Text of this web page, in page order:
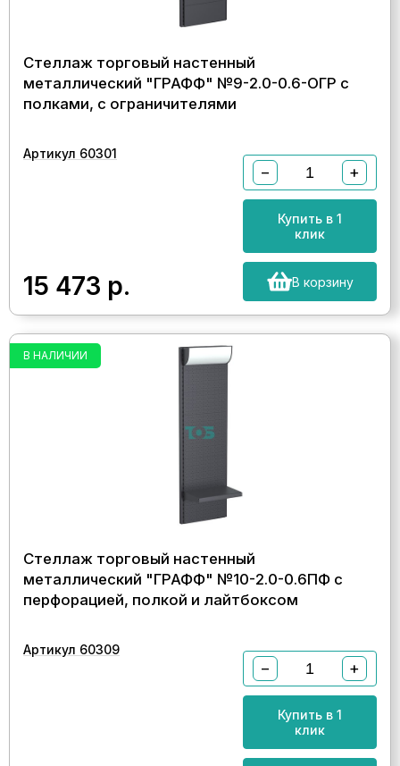
Стеллаж торговый настенный
металлический "ГРАФФ" №9-2.0-0.6-ОГР с
полками, с ограничителями
Артикул 60301
15 473 р.
− +
Купить в 1
клик
В корзину
В НАЛИЧИИ
Стеллаж торговый настенный
металлический "ГРАФФ" №10-2.0-0.6ПФ с
перфорацией, полкой и лайтбоксом
Артикул 60309
− +
Купить в 1
клик